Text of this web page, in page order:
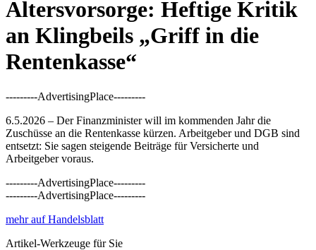
Altersvorsorge: Heftige Kritik
an Klingbeils „Griff in die
Rentenkasse“
---------AdvertisingPlace---------
6.5.2026 – Der Finanzminister will im kommenden Jahr die
Zuschüsse an die Rentenkasse kürzen. Arbeitgeber und DGB sind
entsetzt: Sie sagen steigende Beiträge für Versicherte und
Arbeitgeber voraus.
---------AdvertisingPlace---------
---------AdvertisingPlace---------
mehr auf Handelsblatt
Artikel-Werkzeuge für Sie